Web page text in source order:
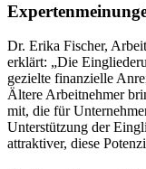
Dr. Erika Fischer,
erklärt: „Die
gezielte finanzielle
Ältere Arbeitnehmer
mit, die für
Unterstützung der
attraktiver, diese